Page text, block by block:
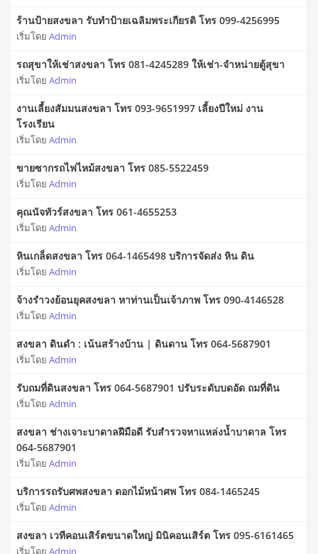
ร้านป้ายสงขลา รับทำป้ายเฉลิมพระเกียรติ โทร 099-4256995
เริ่มโดย Admin
รถสุขาให้เช่าสงขลา โทร 081-4245289 ให้เช่า-จำหน่ายตู้สุขา
เริ่มโดย Admin
งานเลี้ยงสัมมนสงขลา โทร 093-9651997 เลี้ยงปีใหม่ งาน
โรงเรียน
เริ่มโดย Admin
ขายซากรถไฟไหม้สงขลา โทร 085-5522459
เริ่มโดย Admin
คุณนัจทัวร์สงขลา โทร 061-4655253
เริ่มโดย Admin
หินเกล็ดสงขลา โทร 064-1465498 บริการจัดส่ง หิน ดิน
เริ่มโดย Admin
จ้างรำวงย้อนยุคสงขลา หาท่านเป็นเจ้าภาพ โทร 090-4146528
เริ่มโดย Admin
สงขลา ดินดำ : เน้นสร้างบ้าน | ดินดาน โทร 064-5687901
เริ่มโดย Admin
รับถมที่ดินสงขลา โทร 064-5687901 ปรับระดับบดอัด ถมที่ดิน
เริ่มโดย Admin
สงขลา ช่างเจาะบาดาลฝีมือดี รับสำรวจหาแหล่งน้ำบาดาล โทร
064-5687901
เริ่มโดย Admin
บริการรถรับศพสงขลา ดอกไม้หน้าศพ โทร 084-1465245
เริ่มโดย Admin
สงขลา เวทีคอนเสิร์ตขนาดใหญ่ มินิคอนเสิร์ต โทร 095-6161465